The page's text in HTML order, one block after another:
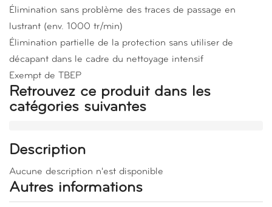
Élimination sans problème des traces de passage en
lustrant (env. 1000 tr/min)
Élimination partielle de la protection sans utiliser de
décapant dans le cadre du nettoyage intensif
Exempt de TBEP
Retrouvez ce produit dans les
catégories suivantes
Description
Aucune description n'est disponible
Autres informations